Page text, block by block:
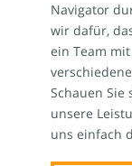
Navigator
wir dafür,
ein Team
Schauen Sie
unsere
uns einfach